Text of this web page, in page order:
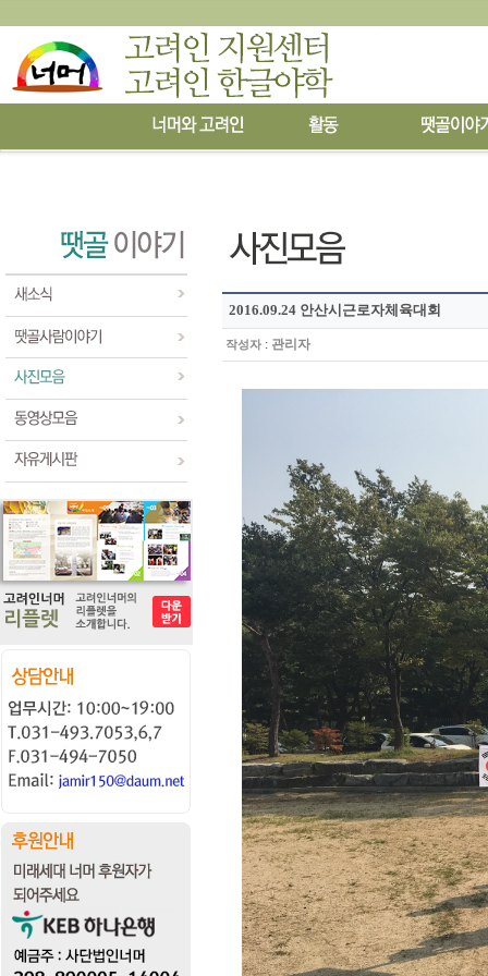
2016.09.24 안산시근로자체육대회
작성자 : 관리자